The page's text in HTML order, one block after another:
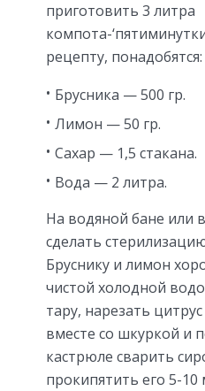
приготовить 3 литра
компота-
рецепту, понадобятся:
Брусника — 500 гр.
Лимон — 50 гр.
Сахар — 1,5 стакана.
Вода — 2 литра.
На водяной бане или
сделать
Бруснику и лимон
чистой холодной
тару, нарезать
вместе со шкуркой и
кастрюле сварить
прокипятить его 5-